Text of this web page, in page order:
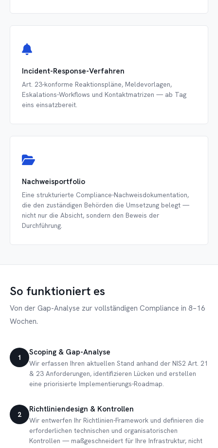
Incident-Response-Verfahren
Art. 23-konforme Reaktionspläne, Meldevorlagen,
Eskalations-Workflows und Kontaktmatrizen — ab Tag
eins einsatzbereit.
Nachweisportfolio
Eine strukturierte Compliance-Nachweisdokumentation,
die den zuständigen Behörden die Umsetzung belegt —
nicht nur die Absicht, sondern den Beweis der
Durchführung.
So funktioniert es
Von der Gap-Analyse zur vollständigen Compliance in 8–16
Wochen.
1
Scoping & Gap-Analyse
Wir erfassen Ihren aktuellen Stand anhand der NIS2 Art. 21
& 23 Anforderungen, identifizieren Lücken und erstellen
eine priorisierte Implementierungs-Roadmap.
2
Richtliniendesign & Kontrollen
Wir entwerfen Ihr Richtlinien-Framework und definieren die
erforderlichen technischen und organisatorischen
Kontrollen — maßgeschneidert für Ihre Infrastruktur, nicht